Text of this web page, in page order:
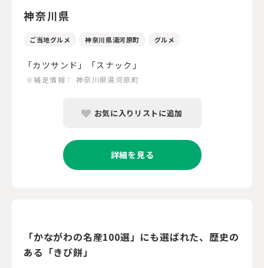
神奈川県
ご当地グルメ 神奈川県湯河原町 グルメ
「カツサンド」「スナック」
※補足情報： 神奈川県湯河原町
お気に入りリストに追加
詳細を見る
「かながわの名産100選」にも選ばれた、歴史の
ある「きび餅」